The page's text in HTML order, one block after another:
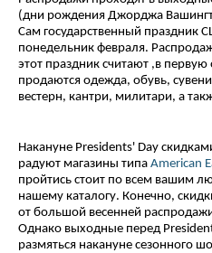
(дни рождения Джорджа
Сам государственный праздник
понедельник февраля.
этот праздник считают ,в первую
продаются одежда, обувь,
вестерн, кантри, милитари, а
Накануне Presidents' Day
радуют магазины типа American
пройтись стоит по всем вашим
нашему каталогу. Конечно,
от большой весенней
Однако выходные перед
размяться накануне сезонного